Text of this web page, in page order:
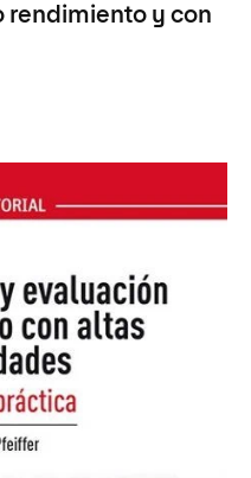
rendimiento y con